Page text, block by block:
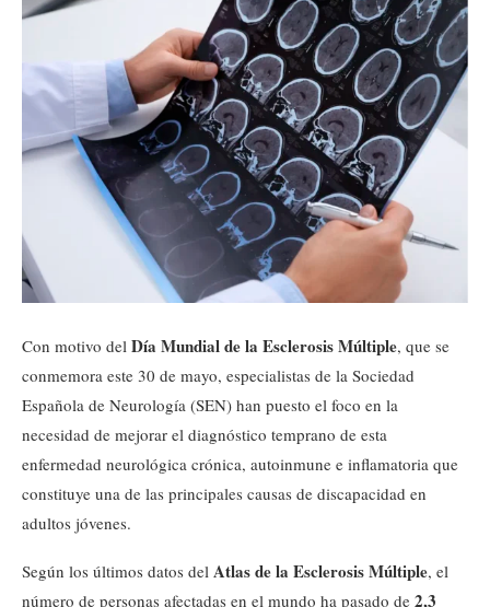
Con motivo del Día Mundial de la Esclerosis Múltiple, que se
conmemora este 30 de mayo, especialistas de la Sociedad
Española de Neurología (SEN) han puesto el foco en la
necesidad de mejorar el diagnóstico temprano de esta
enfermedad neurológica crónica, autoinmune e inflamatoria que
constituye una de las principales causas de discapacidad en
adultos jóvenes.
Según los últimos datos del Atlas de la Esclerosis Múltiple, el
número de personas afectadas en el mundo ha pasado de 2,3